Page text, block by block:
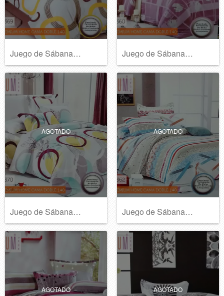
Juego de Sábanas Premium Home B380 Juego de Sábanas Premium Home B379
AGOTADO
Juego de Sábanas Premium Home B378
AGOTADO
Juego de Sábanas Premium Home B377
AGOTADO AGOTADO